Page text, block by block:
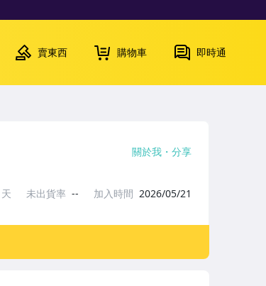
賣東西 購物車 即時通
關於我 分享
天 未出貨率 -- 加入時間 2026/05/21